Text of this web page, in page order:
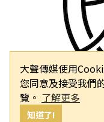
大聲傳媒使用
您同意及接受我們
覽。 了解更多
知道了!